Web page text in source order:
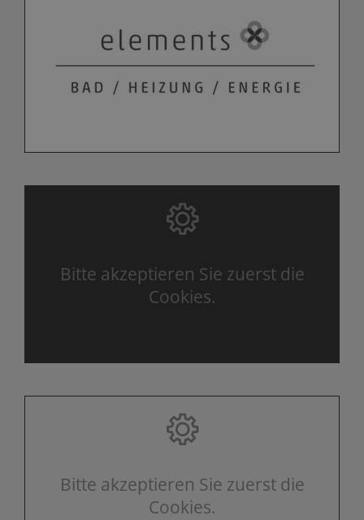
Bitte akzeptieren Sie zuerst die
Cookies.
Bitte akzeptieren Sie zuerst die
Cookies.